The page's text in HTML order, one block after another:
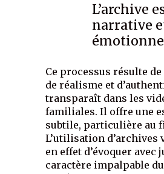
L’archive
narrative
Ce processus résulte
de réalisme et
transparaît dans les
familiales. Il offre une
subtile, particulière au
L’utilisation d’archives
en effet d’évoquer avec
caractère impalpable